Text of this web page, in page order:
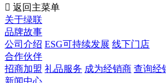
 返回主菜单
关于绿联
品牌故事
公司介绍 ESG可持续发展 线下门店
合作伙伴
招商加盟 礼品服务 成为经销商 查询经
新闻中心